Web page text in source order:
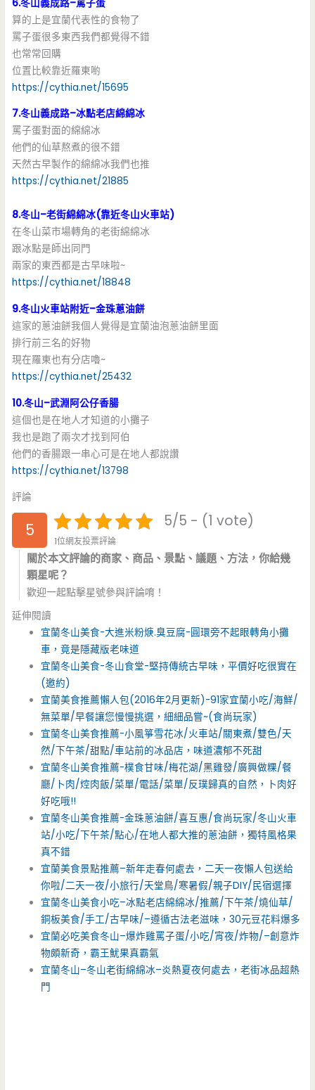
6.冬山義成路–罵子蛋
算的上是宜蘭代表性的食物了
罵子蛋很多東西我們都覺得不錯
也常常回購
位置比較靠近羅東喲
https://cythia.net/15695
7.冬山義成路–冰點老店綿綿冰
罵子蛋對面的綿綿冰
他們的仙草熬煮的很不錯
天然古早製作的綿綿冰我們也推
https://cythia.net/21885
8.冬山–老街綿綿冰(靠近冬山火車站)
在冬山菜市場轉角的老街綿綿冰
跟冰點是師出同門
兩家的東西都是古早味啦~
https://cythia.net/18848
9.冬山火車站附近–金珠蔥油餅
這家的蔥油餅我個人覺得是宜蘭油泡蔥油餅里面
排行前三名的好物
現在羅東也有分店嚕~
https://cythia.net/25432
10.冬山–武淵阿公仔香腸
這個也是在地人才知道的小攤子
我也是跑了兩次才找到阿伯
他們的香腸跟一串心可是在地人都說讚
https://cythia.net/13798
評論
5 5/5 - (1 vote)
1位網友投票評論
關於本文評論的商家、商品、景點、議題、方法，你給幾
顆星呢？
歡迎一起點擊星號參與評論唷！
延伸閱讀
宜蘭冬山美食-大進米粉焿.臭豆腐-圓環旁不起眼轉角小攤
車，竟是隱藏版老味道
宜蘭冬山美食-冬山食堂-堅持傳統古早味，平價好吃很實在
(邀約)
宜蘭美食推薦懶人包(2016年2月更新)-91家宜蘭小吃/海鮮/
無菜單/早餐讓您慢慢挑選，細細品嘗~(食尚玩家)
宜蘭冬山美食推薦-小風箏雪花冰/火車站/關東煮/雙色/天
然/下午茶/甜點/車站前的冰品店，味道濃郁不死甜
宜蘭冬山美食推薦-樸食甘味/梅花湖/黑雞發/廣興做粿/餐
廳/卜肉/焢肉飯/菜單/電話/菜單/反璞歸真的自然，卜肉好
好吃哦!!
宜蘭冬山美食推薦-金珠蔥油餅/喜互惠/食尚玩家/冬山火車
站/小吃/下午茶/點心/在地人都大推的蔥油餅，獨特風格果
真不錯
宜蘭美食景點推薦–新年走春何處去，二天一夜懶人包送給
你啦/二天一夜/小旅行/天堂鳥/寒暑假/親子DIY/民宿選擇
宜蘭冬山美食小吃–冰點老店綿綿冰/推薦/下午茶/燒仙草/
銅板美食/手工/古早味/–遵循古法老滋味，30元豆花料爆多
宜蘭必吃美食冬山–爆炸雞罵子蛋/小吃/宵夜/炸物/–創意炸
物頗新奇，霸王魷果真霸氣
宜蘭冬山–冬山老街綿綿冰–炎熱夏夜何處去，老街冰品超熱
門